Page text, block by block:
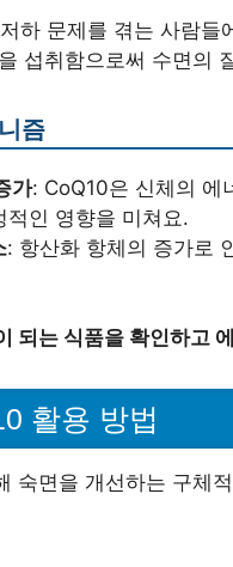
하 문제를 겪는 사람
섭취함으로써 수면의
즘
가: CoQ10은 신체의 에
적인 영향을 미쳐요.
: 항산화 항체의 증가로
되는 식품을 확인하고
활용 방법
숙면을 개선하는 구체